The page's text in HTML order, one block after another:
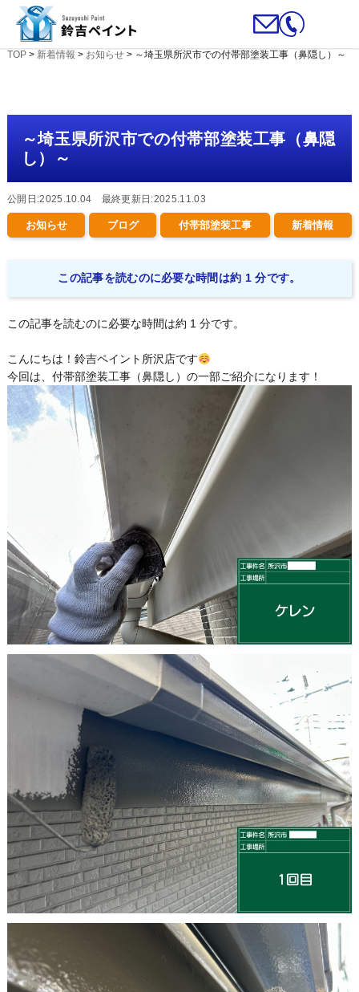
TOP> 新着情報 > お知らせ> ～埼玉県所沢市での付帯部塗装工事（鼻隠し）～
～埼玉県所沢市での付帯部塗装工事（鼻隠
し）～
公開日:2025.10.04 最終更新日:2025.11.03
お知らせ ブログ 付帯部塗装工事 新着情報
この記事を読むのに必要な時間は約 1 分です。
この記事を読むのに必要な時間は約 1 分です。
こんにちは！鈴吉ペイント所沢店です
今回は、付帯部塗装工事（鼻隠し）の一部ご紹介になります！